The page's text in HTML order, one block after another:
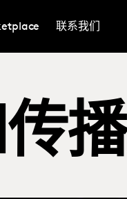
联系我们